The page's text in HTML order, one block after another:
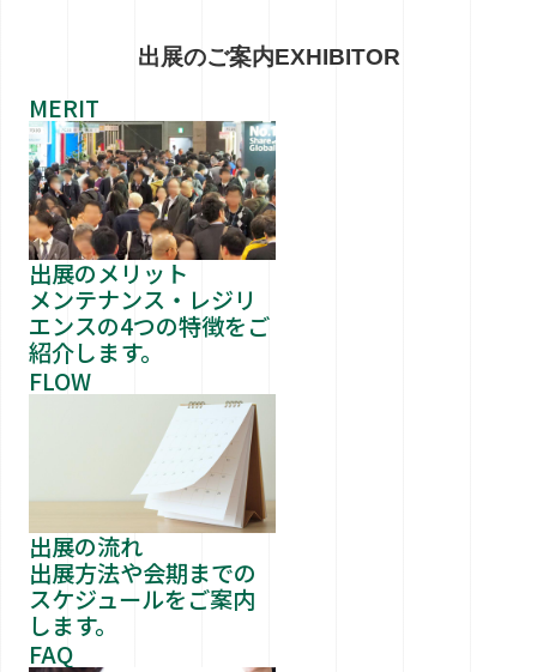
出展のご案内EXHIBITOR
MERIT
出展のメリット
メンテナンス・レジリ
エンスの4つの特徴をご
紹介します。
FLOW
出展の流れ
出展方法や会期までの
スケジュールをご案内
します。
FAQ